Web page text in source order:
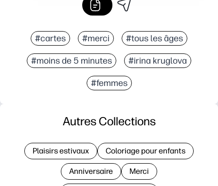
#cartes #merci #tous les âges
#moins de 5 minutes #irina kruglova
#femmes
Autres Collections
Plaisirs estivaux Coloriage pour enfants
Anniversaire Merci